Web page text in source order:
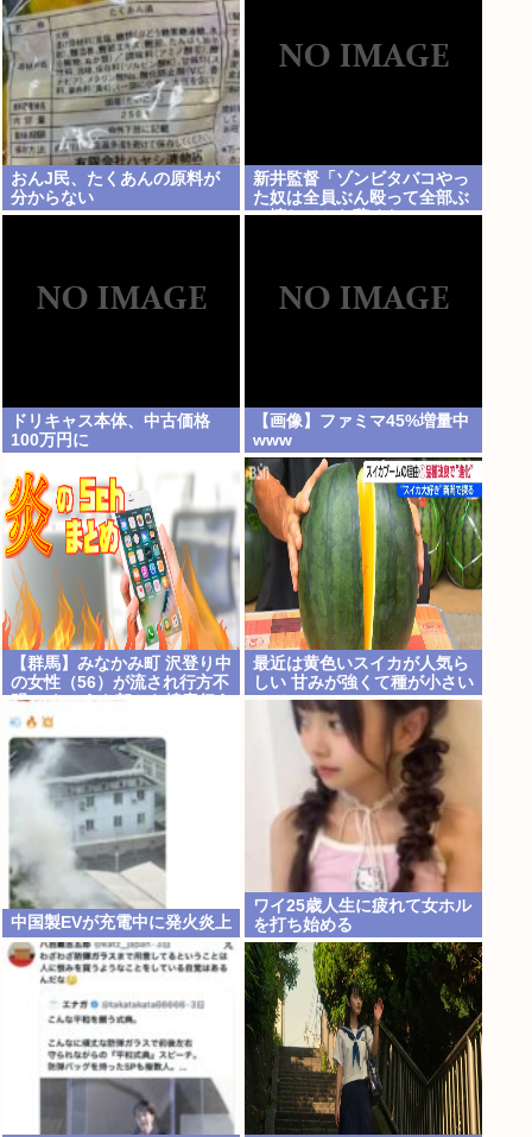
おんJ民、たくあんの原料が
分からない
新井監督「ゾンビタバコやっ
た奴は全員ぶん殴って全部ぶ
っ壊してから辞めたい」
ドリキャス本体、中古価格
100万円に
【画像】ファミマ45%増量中
www
【群馬】みなかみ町 沢登り中
の女性（56）が流され行方不
明に きょうも朝から捜索行う
最近は黄色いスイカが人気ら
しい 甘みが強くて種が小さい
って
中国製EVが充電中に発火炎上
ワイ25歳人生に疲れて女ホル
を打ち始める